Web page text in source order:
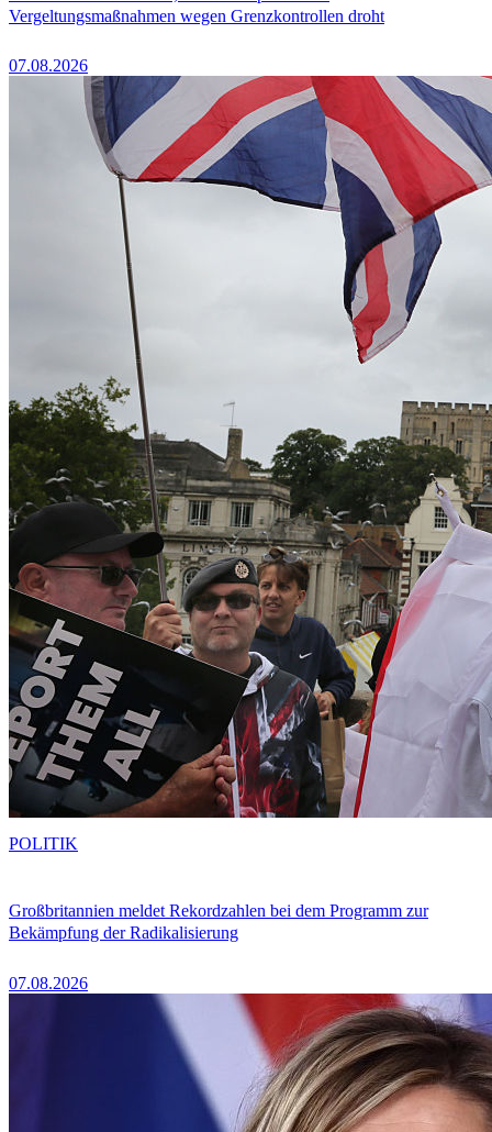
Vergeltungsmaßnahmen wegen Grenzkontrollen droht
07.08.2026
Großbritannien meldet Rekordzahlen bei dem Programm zur
Bekämpfung der Radikalisierung
07.08.2026
POLITIK